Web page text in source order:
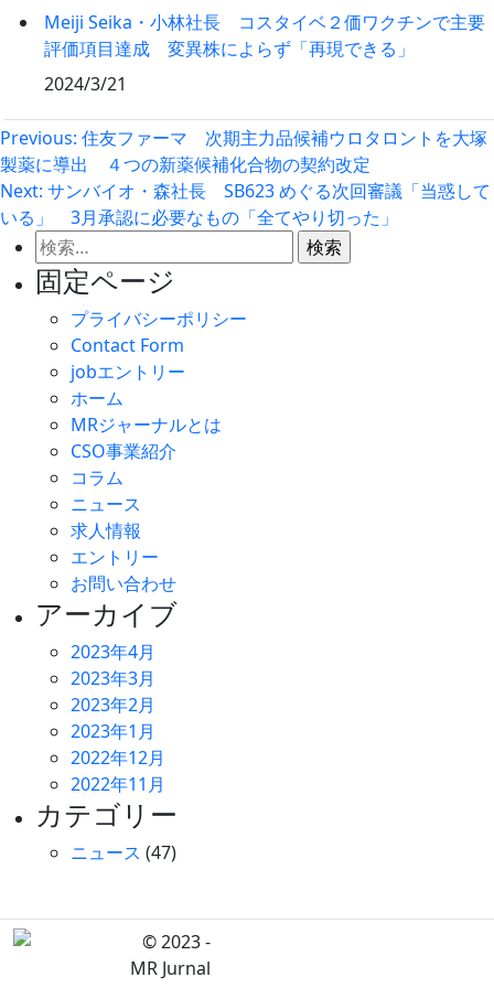
Meiji Seika・小林社長 コスタイベ２価ワクチンで主要
評価項目達成 変異株によらず「再現できる」
2024/3/21
投
稿
ナ
ビ
ゲ
Previous: 住友ファーマ 次期主力品候補ウロタロントを大塚
製薬に導出 ４つの新薬候補化合物の契約改定
Next: サンバイオ・森社長 SB623 めぐる次回審議「当惑して
いる」 3月承認に必要なもの「全てやり切った」
検
索:
固定ページ
プライバシーポリシー
Contact Form
jobエントリー
ホーム
MRジャーナルとは
CSO事業紹介
コラム
ニュース
求人情報
エントリー
お問い合わせ
アーカイブ
2023年4月
2023年3月
2023年2月
2023年1月
2022年12月
2022年11月
カテゴリー
ニュース (47)
© 2023 -
MR Jurnal